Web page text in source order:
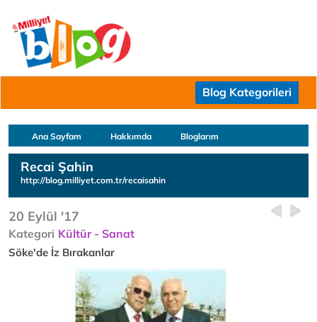
Blog Kategorileri
Ana Sayfam Hakkımda Bloglarım
Recai Şahin
http://blog.milliyet.com.tr/recaisahin
20 Eylül '17
Kategori Kültür - Sanat
Söke'de İz Bırakanlar